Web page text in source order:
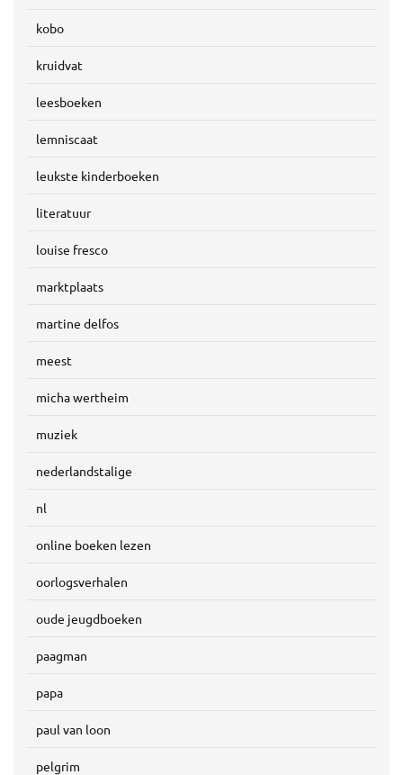
kobo
kruidvat
leesboeken
lemniscaat
leukste kinderboeken
literatuur
louise fresco
marktplaats
martine delfos
meest
micha wertheim
muziek
nederlandstalige
nl
online boeken lezen
oorlogsverhalen
oude jeugdboeken
paagman
papa
paul van loon
pelgrim